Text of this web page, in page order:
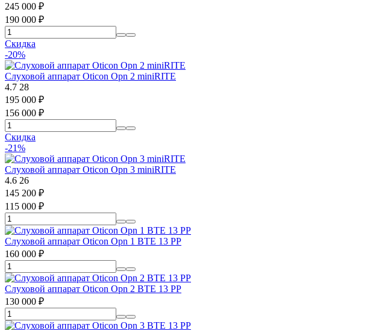
245 000 ₽
190 000 ₽
Скидка
-20%
Слуховой аппарат Oticon Opn 2 miniRITE
4.7 28
195 000 ₽
156 000 ₽
Скидка
-21%
Слуховой аппарат Oticon Opn 3 miniRITE
4.6 26
145 200 ₽
115 000 ₽
Слуховой аппарат Oticon Opn 1 BTE 13 PP
160 000 ₽
Слуховой аппарат Oticon Opn 2 BTE 13 PP
130 000 ₽